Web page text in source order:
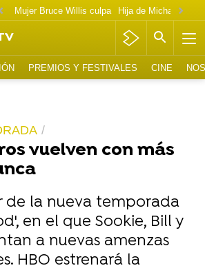
Mujer Bruce Willis culpa
PREMIOS Y FESTIVALES CINE
vuelven con más
de la nueva temporada
en el que Sookie, Bill y
a nuevas amenzas
HBO estrenará la